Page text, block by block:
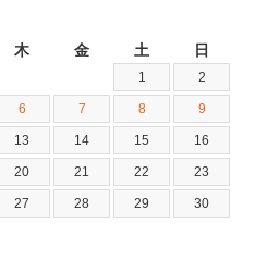
木 金 土 日
1 2
6 7 8 9
13 14 15 16
20 21 22 23
27 28 29 30